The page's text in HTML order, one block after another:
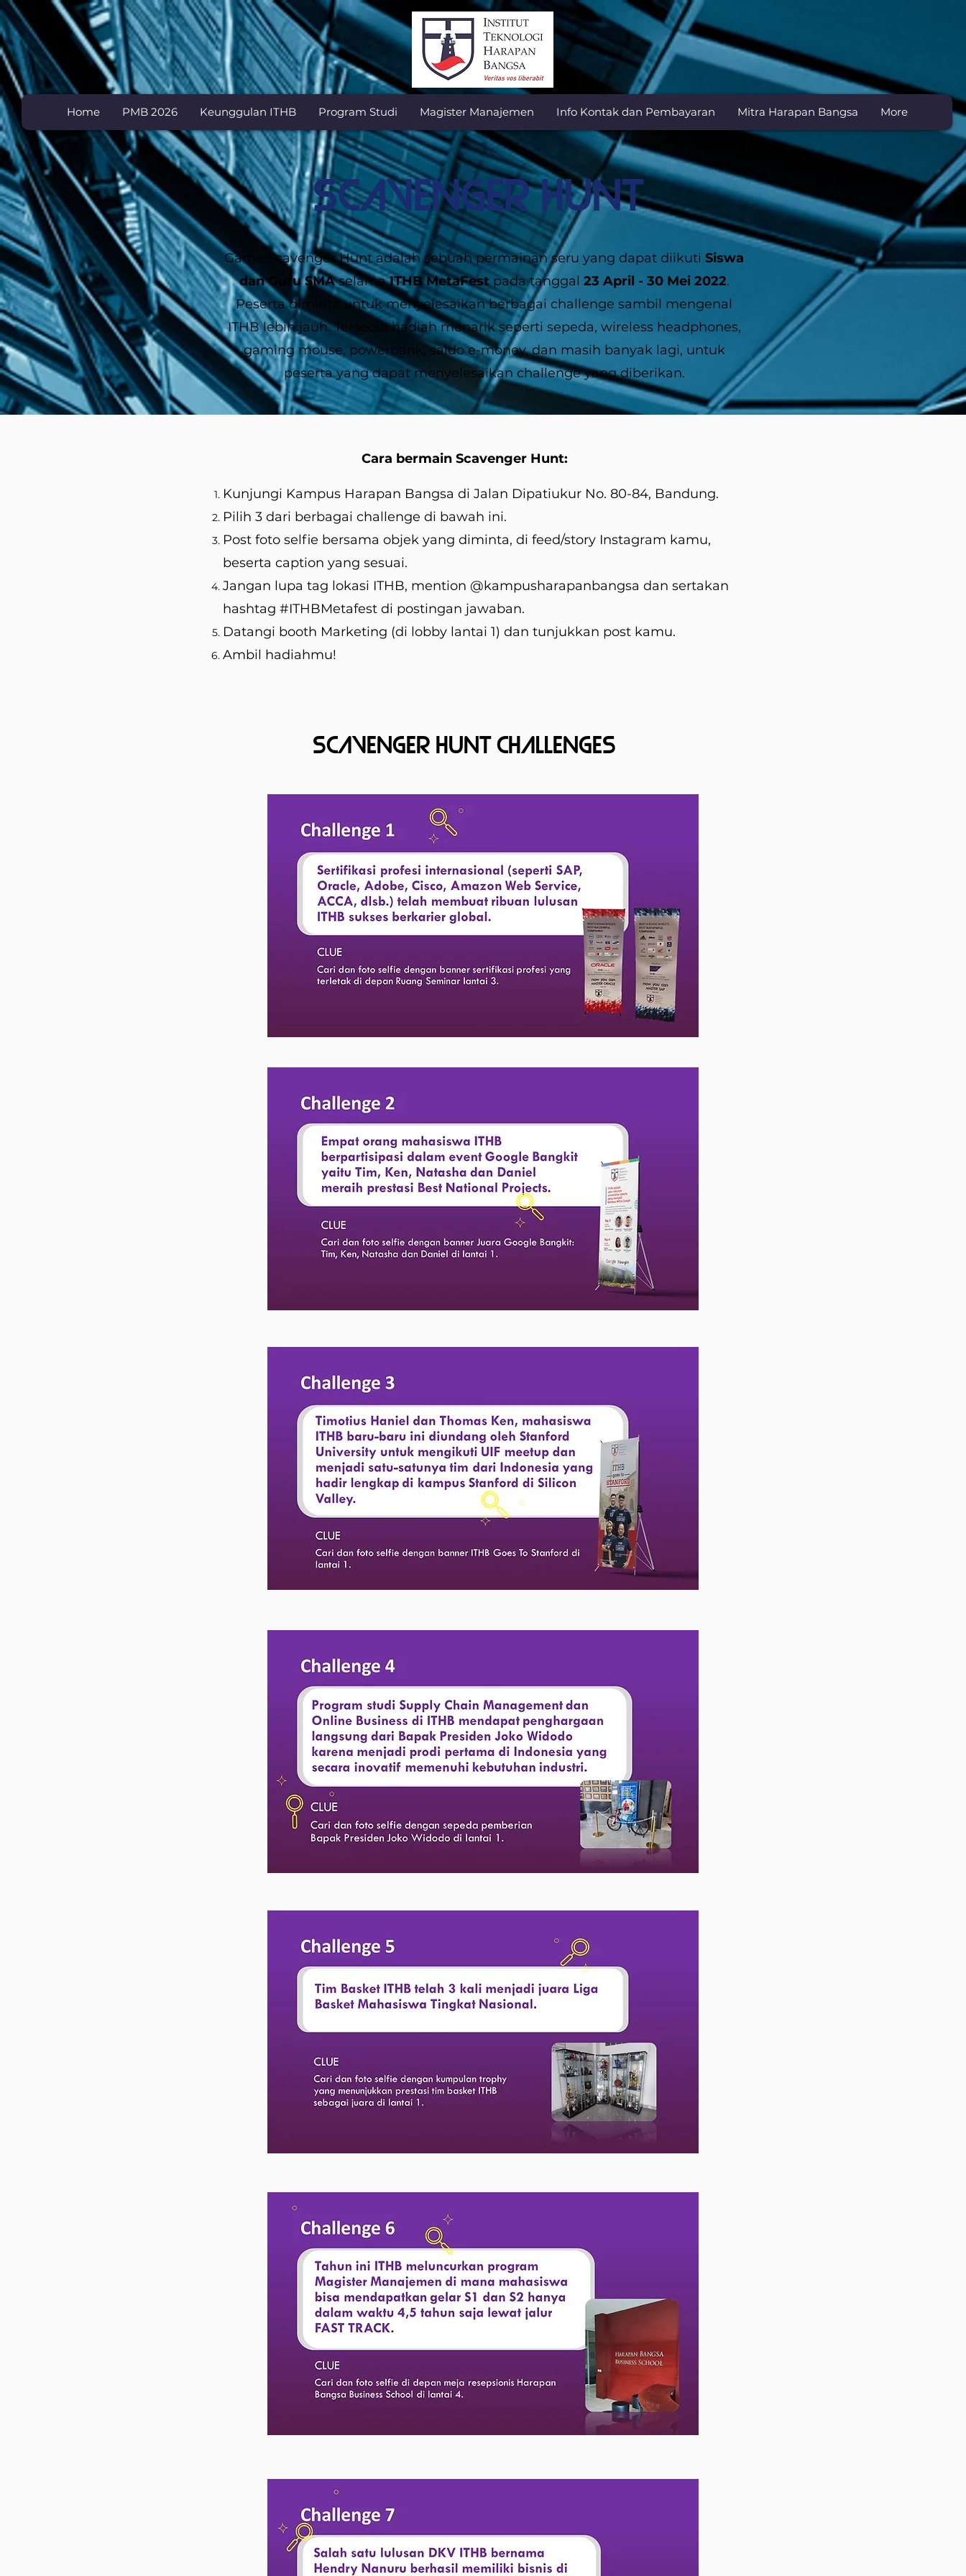
Home PMB 2026 Keunggulan ITHB Program Studi Magister Manajemen Info Kontak dan Pembayaran Mitra Harapan Bangsa More
SCAVENGER HUNT
Game Scavenger Hunt adalah sebuah permainan seru yang dapat diikuti Siswa
dan Guru SMAselamaITHB MetaFestpada tanggal 23 April - 30 Mei 2022.
Peserta diminta untuk menyelesaikan berbagai challenge sambil mengenal
ITHB lebih jauh. Tersedia hadiah menarik seperti sepeda, wireless headphones,
gaming mouse, powerbank, saldo e-money, dan masih banyak lagi, untuk
peserta yang dapat menyelesaikan challenge yang diberikan.
Cara bermain Scavenger Hunt:
Kunjungi Kampus Harapan Bangsa di Jalan Dipatiukur No. 80-84, Bandung.
Pilih 3 dari berbagai challenge di bawah ini.
Post foto selfie bersama objek yang diminta, di feed/story Instagram kamu,
beserta caption yang sesuai.
Jangan lupa tag lokasi ITHB, mention @kampusharapanbangsa dan sertakan
hashtag #ITHBMetafest di postingan jawaban.
Datangi booth Marketing (di lobby lantai 1) dan tunjukkan post kamu.
Ambil hadiahmu!
SCAVENGER HUNT CHALLENGES